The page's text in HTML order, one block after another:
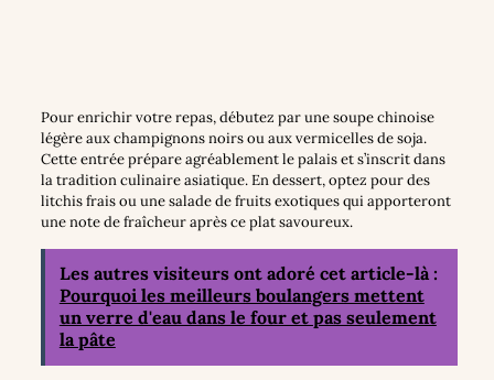
Pour enrichir votre repas, débutez par une soupe chinoise
légère aux champignons noirs ou aux vermicelles de soja.
Cette entrée prépare agréablement le palais et s’inscrit dans
la tradition culinaire asiatique. En dessert, optez pour des
litchis frais ou une salade de fruits exotiques qui apporteront
une note de fraîcheur après ce plat savoureux.
Les autres visiteurs ont adoré cet article-là :
Pourquoi les meilleurs boulangers mettent
un verre d'eau dans le four et pas seulement
la pâte